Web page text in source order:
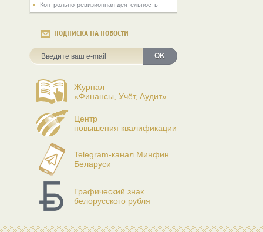
Контрольно-ревизионная деятельность
ПОДПИСКА НА НОВОСТИ
OK
Журнал
«Финансы, Учёт, Аудит»
Центр
повышения квалификации
Telegram-канал Минфин
Беларуси
Графический знак
белорусского рубля